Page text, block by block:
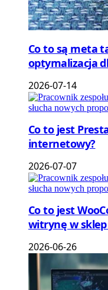
Co to są meta
optymalizacja
2026-07-14
Co to jest
internetowy?
2026-07-07
Co to jest
witrynę w
2026-06-26